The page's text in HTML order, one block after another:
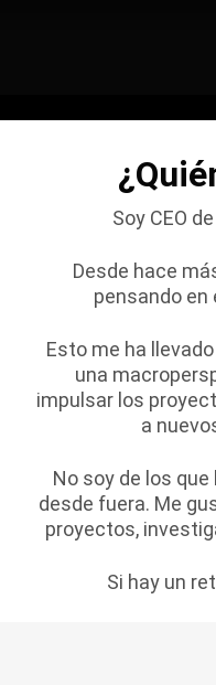
Soy CEO
Desde hace
pensando
Esto me ha
una
impulsar los
a
No soy de los
desde fuera. Me
proyectos,
Si hay un